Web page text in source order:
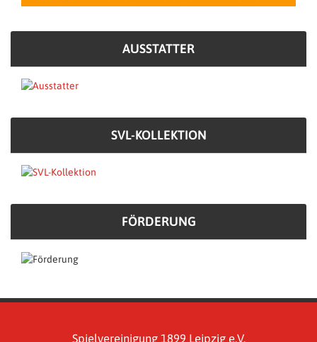
AUSSTATTER
SVL-KOLLEKTION
FÖRDERUNG
Spielvereinigung 1899 Leipzig e.V.